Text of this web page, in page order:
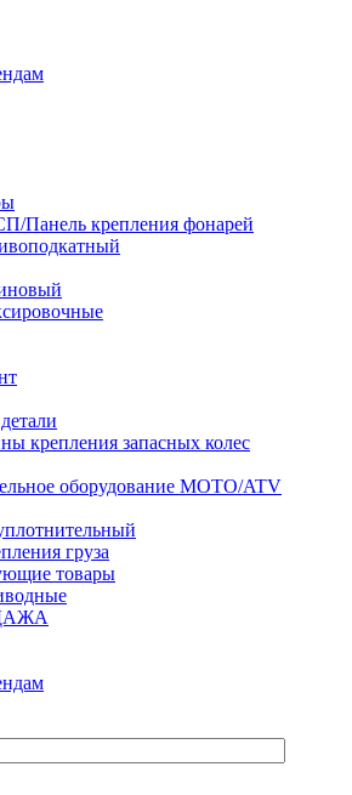
Панель крепления фонарей
крепления запасных колес
оборудование MOTO/ATV
груза
товары